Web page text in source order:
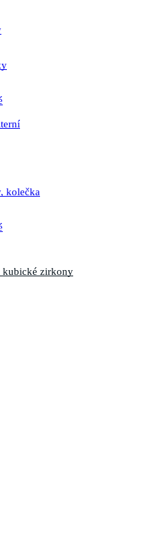
kolečka
kubické zirkony